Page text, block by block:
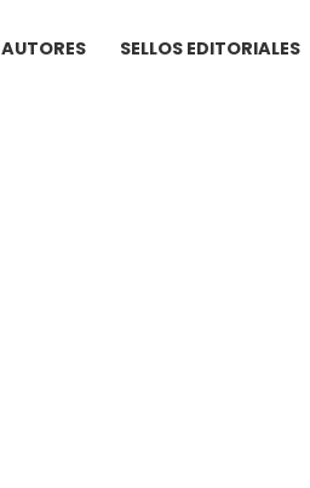
AUTORES SELLOS EDITORIALES